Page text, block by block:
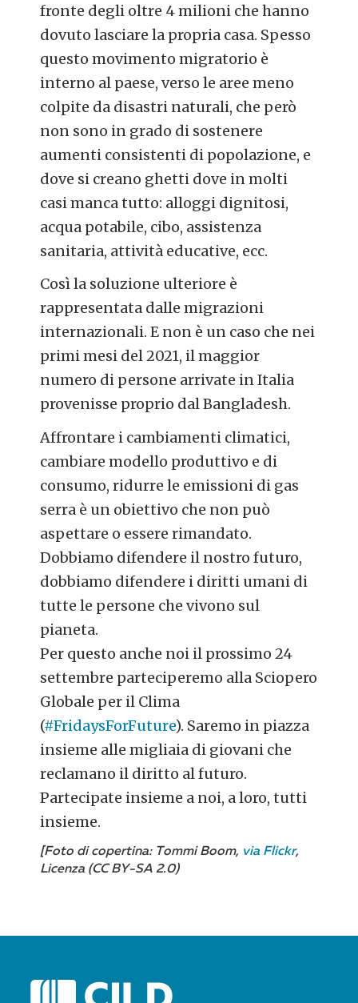
fronte degli oltre 4 milioni che hanno
dovuto lasciare la propria casa. Spesso
questo movimento migratorio è
interno al paese, verso le aree meno
colpite da disastri naturali, che però
non sono in grado di sostenere
aumenti consistenti di popolazione, e
dove si creano ghetti dove in molti
casi manca tutto: alloggi dignitosi,
acqua potabile, cibo, assistenza
sanitaria, attività educative, ecc.
Così la soluzione ulteriore è
rappresentata dalle migrazioni
internazionali. E non è un caso che nei
primi mesi del 2021, il maggior
numero di persone arrivate in Italia
provenisse proprio dal Bangladesh.
Affrontare i cambiamenti climatici,
cambiare modello produttivo e di
consumo, ridurre le emissioni di gas
serra è un obiettivo che non può
aspettare o essere rimandato.
Dobbiamo difendere il nostro futuro,
dobbiamo difendere i diritti umani di
tutte le persone che vivono sul
pianeta.
Per questo anche noi il prossimo 24
settembre parteciperemo alla Sciopero
Globale per il Clima
(#FridaysForFuture). Saremo in piazza
insieme alle migliaia di giovani che
reclamano il diritto al futuro.
Partecipate insieme a noi, a loro, tutti
insieme.
[Foto di copertina: Tommi Boom, via Flickr,
Licenza (CC BY-SA 2.0)
POST